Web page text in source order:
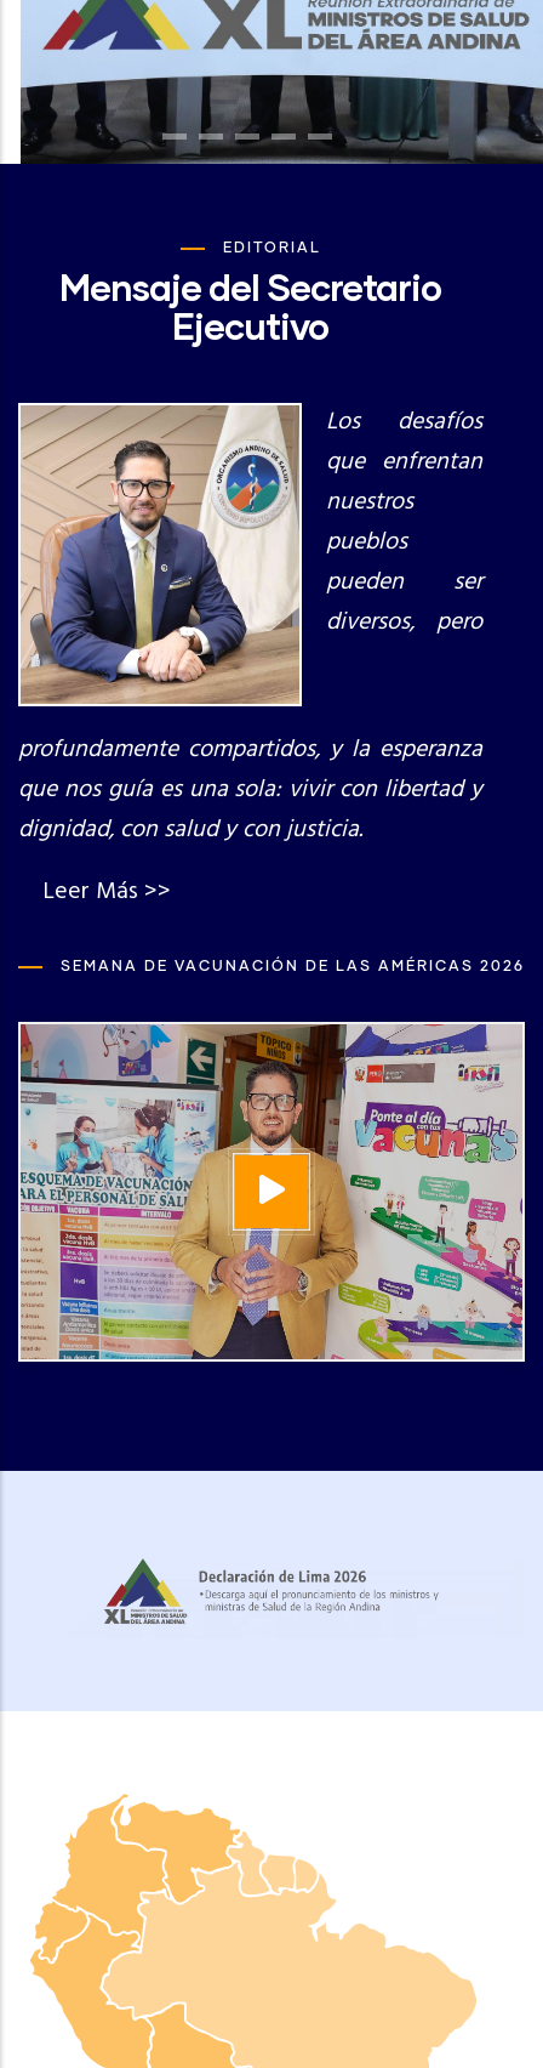
EDITORIAL
Mensaje del Secretario
Ejecutivo
Los desafíos
que enfrentan
nuestros
pueblos
pueden ser
diversos, pero
profundamente compartidos, y la esperanza
que nos guía es una sola: vivir con libertad y
dignidad, con salud y con justicia.
Leer Más >>
SEMANA DE VACUNACIÓN DE LAS AMÉRICAS 2026